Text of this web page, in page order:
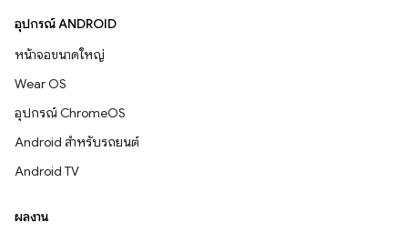
อุปกรณ์ ANDROID
หน้าจอขนาดใหญ่
Wear OS
อุปกรณ์ ChromeOS
Android สำหรับรถยนต์
Android TV
ผลงาน